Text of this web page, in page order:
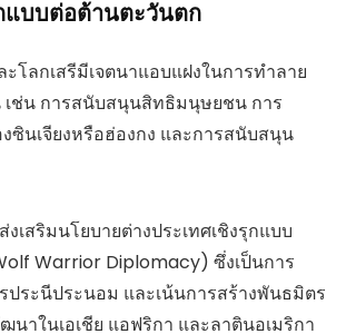
แบบต่อต้านตะวันตก
โลกเสรีมีเจตนาแอบแฝงในการทำลาย
เช่น การสนับสนุนสิทธิมนุษยชน การ
ซินเจียงหรือฮ่องกง และการสนับสนุน
เสริมนโยบายต่างประเทศเชิงรุกแบบ
Warrior Diplomacy) ซึ่งเป็นการ
ระนีประนอม และเน้นการสร้างพันธมิตร
นาในเอเชีย แอฟริกา และลาตินอเมริกา